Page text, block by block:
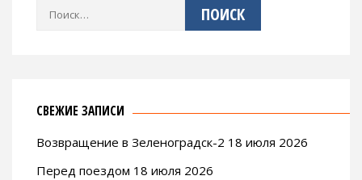
Найти:
СВЕЖИЕ ЗАПИСИ
Возвращение в Зеленоградск-2 18 июля 2026
Перед поездом 18 июля 2026